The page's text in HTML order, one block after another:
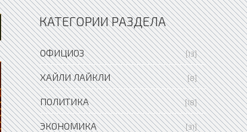
КАТЕГОРИИ РАЗДЕЛА
ОФИЦИОЗ [13]
ХАЙЛИ ЛАЙКЛИ [8]
ПОЛИТИКА [18]
ЭКОНОМИКА [31]